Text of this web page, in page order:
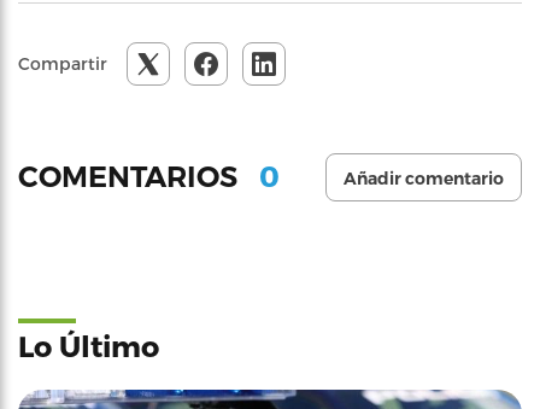
Compartir
COMENTARIOS 0 Añadir comentario
Lo Último